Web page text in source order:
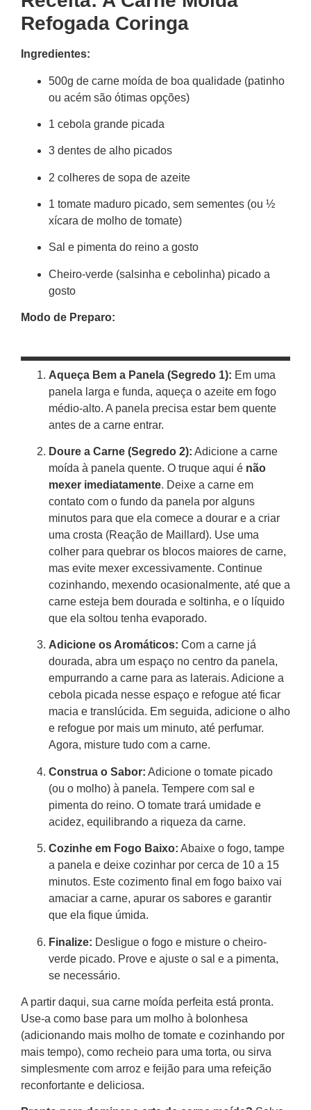
Refogada Coringa
Ingredientes:
500g de carne moída de boa qualidade (patinho
ou acém são ótimas opções)
1 cebola grande picada
3 dentes de alho picados
2 colheres de sopa de azeite
1 tomate maduro picado, sem sementes (ou ½
xícara de molho de tomate)
Sal e pimenta do reino a gosto
Cheiro-verde (salsinha e cebolinha) picado a
gosto
Modo de Preparo:
Aqueça Bem a Panela (Segredo 1): Em uma
panela larga e funda, aqueça o azeite em fogo
médio-alto. A panela precisa estar bem quente
antes de a carne entrar.
Doure a Carne (Segredo 2): Adicione a carne
moída à panela quente. O truque aqui é não
mexer imediatamente. Deixe a carne em
contato com o fundo da panela por alguns
minutos para que ela comece a dourar e a criar
uma crosta (Reação de Maillard). Use uma
colher para quebrar os blocos maiores de carne,
mas evite mexer excessivamente. Continue
cozinhando, mexendo ocasionalmente, até que a
carne esteja bem dourada e soltinha, e o líquido
que ela soltou tenha evaporado.
Adicione os Aromáticos: Com a carne já
dourada, abra um espaço no centro da panela,
empurrando a carne para as laterais. Adicione a
cebola picada nesse espaço e refogue até ficar
macia e translúcida. Em seguida, adicione o alho
e refogue por mais um minuto, até perfumar.
Agora, misture tudo com a carne.
Construa o Sabor: Adicione o tomate picado
(ou o molho) à panela. Tempere com sal e
pimenta do reino. O tomate trará umidade e
acidez, equilibrando a riqueza da carne.
Cozinhe em Fogo Baixo: Abaixe o fogo, tampe
a panela e deixe cozinhar por cerca de 10 a 15
minutos. Este cozimento final em fogo baixo vai
amaciar a carne, apurar os sabores e garantir
que ela fique úmida.
Finalize: Desligue o fogo e misture o cheiro-
verde picado. Prove e ajuste o sal e a pimenta,
se necessário.
A partir daqui, sua carne moída perfeita está pronta.
Use-a como base para um molho à bolonhesa
(adicionando mais molho de tomate e cozinhando por
mais tempo), como recheio para uma torta, ou sirva
simplesmente com arroz e feijão para uma refeição
reconfortante e deliciosa.